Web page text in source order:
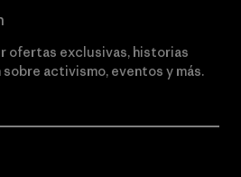
ofertas exclusivas, historias
activismo, eventos y más.